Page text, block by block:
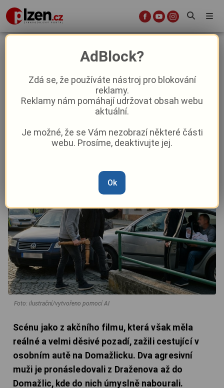
Děsivá honička na Plzeňsku.
Agresoři chtěli z auta vyrvat
nezletilé dítě!
Aktuality Krimi
Marie Osvaldová –26. 5.|09:44
Foto: ilustrační/vytvořeno pomocí AI
Scénu jako z akčního filmu, která však měla
reálné a velmi děsivé pozadí, zažili cestující v
osobním autě na Domažlicku. Dva agresivní
muži je pronásledovali z Draženova až do
Domažlic, kde do nich úmyslně nabourali.
AdBlock?
Zdá se, že používáte nástroj pro blokování
reklamy.
Reklamy nám pomáhají udržovat obsah webu
aktuální.
Je možné, že se Vám nezobrazí některé části
webu. Prosíme, deaktivujte jej.
Ok